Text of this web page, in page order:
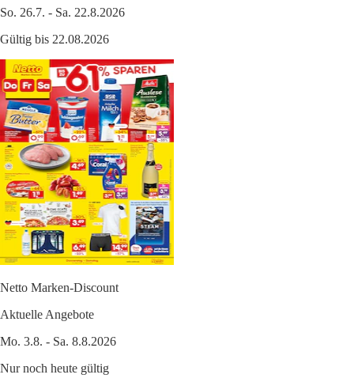
So. 26.7. - Sa. 22.8.2026
Gültig bis 22.08.2026
Netto Marken-Discount
Aktuelle Angebote
Mo. 3.8. - Sa. 8.8.2026
Nur noch heute gültig